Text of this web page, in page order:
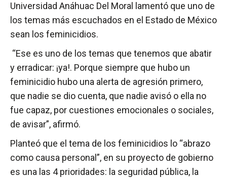
Universidad Anáhuac Del Moral lamentó que uno de
los temas más escuchados en el Estado de México
sean los feminicidios.
“Ese es uno de los temas que tenemos que abatir
y erradicar: ¡ya!. Porque siempre que hubo un
feminicidio hubo una alerta de agresión primero,
que nadie se dio cuenta, que nadie avisó o ella no
fue capaz, por cuestiones emocionales o sociales,
de avisar”, afirmó.
Planteó que el tema de los feminicidios lo “abrazo
como causa personal”, en su proyecto de gobierno
es una las 4 prioridades: la seguridad pública, la